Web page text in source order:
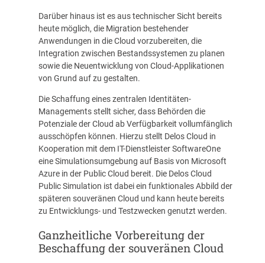
Darüber hinaus ist es aus technischer Sicht bereits
heute möglich, die Migration bestehender
Anwendungen in die Cloud vorzubereiten, die
Integration zwischen Bestandssystemen zu planen
sowie die Neuentwicklung von Cloud-Applikationen
von Grund auf zu gestalten.
Die Schaffung eines zentralen Identitäten-
Managements stellt sicher, dass Behörden die
Potenziale der Cloud ab Verfügbarkeit vollumfänglich
ausschöpfen können. Hierzu stellt Delos Cloud in
Kooperation mit dem IT-Dienstleister SoftwareOne
eine Simulationsumgebung auf Basis von Microsoft
Azure in der Public Cloud bereit. Die Delos Cloud
Public Simulation ist dabei ein funktionales Abbild der
späteren souveränen Cloud und kann heute bereits
zu Entwicklungs- und Testzwecken genutzt werden.
Ganzheitliche Vorbereitung der
Beschaffung der souveränen Cloud